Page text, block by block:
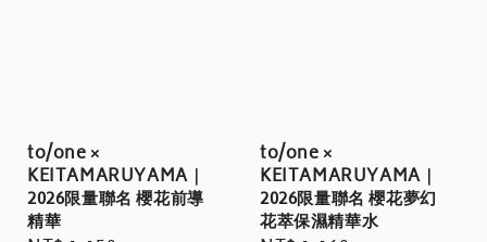
to/one ×
KEITAMARUYAMA｜
2026限量聯名 櫻花前導
精華
to/one ×
KEITAMARUYAMA｜
2026限量聯名 櫻花夢幻
花萃保濕精華水